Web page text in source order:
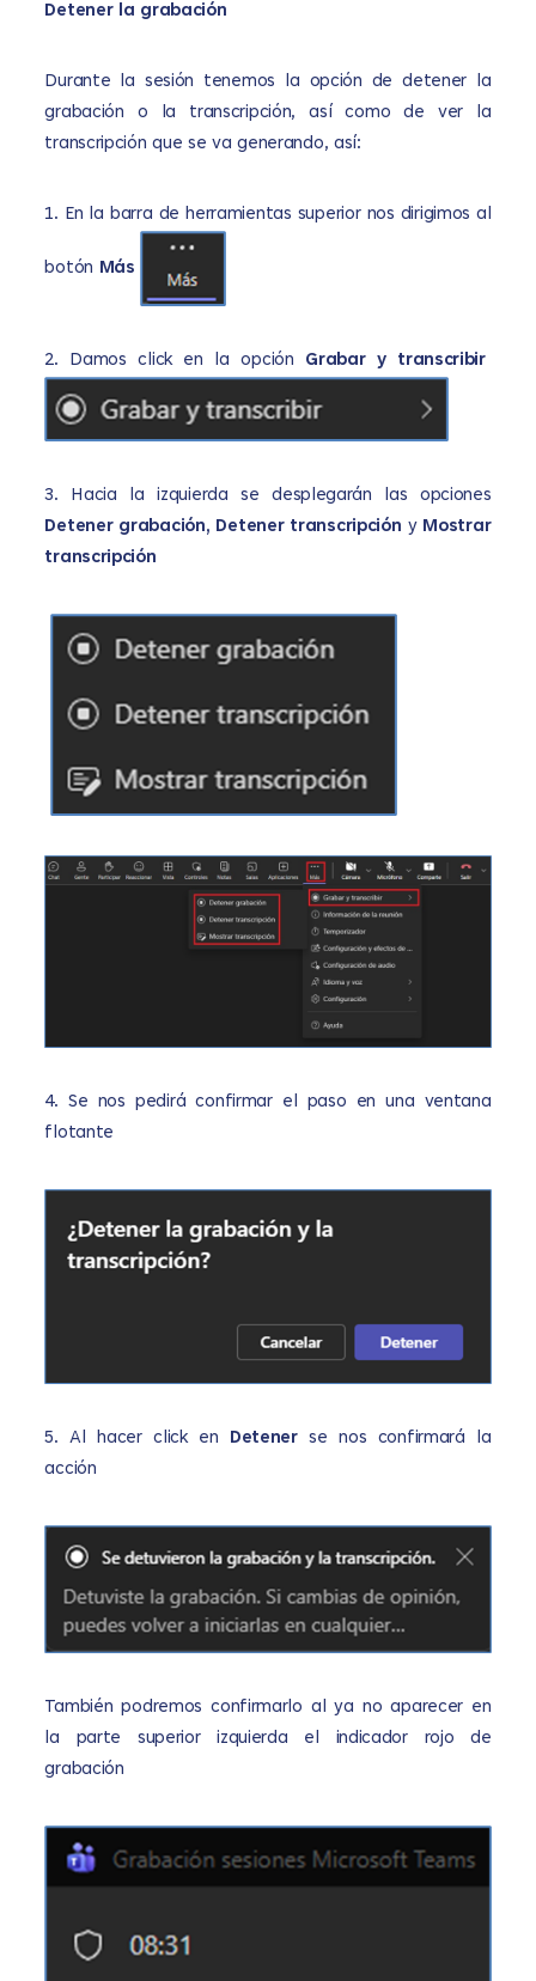
Detener la grabación
Durante la sesión tenemos la opción de detener la
grabación o la transcripción, así como de ver la
transcripción que se va generando, así:
1. En la barra de herramientas superior nos dirigimos al
botón Más
2. Damos click en la opción Grabar y transcribir
3.
Hacia la izquierda se desplegarán las opciones
Detener grabación, Detener transcripción yMostrar
transcripción
4.Se nos pedirá confirmar el paso en una ventana
flotante
5.Al hacer click en Detenerse nos confirmará la
acción
También podremos confirmarlo al ya no aparecer en
la parte superior izquierda el indicador rojo de
grabación